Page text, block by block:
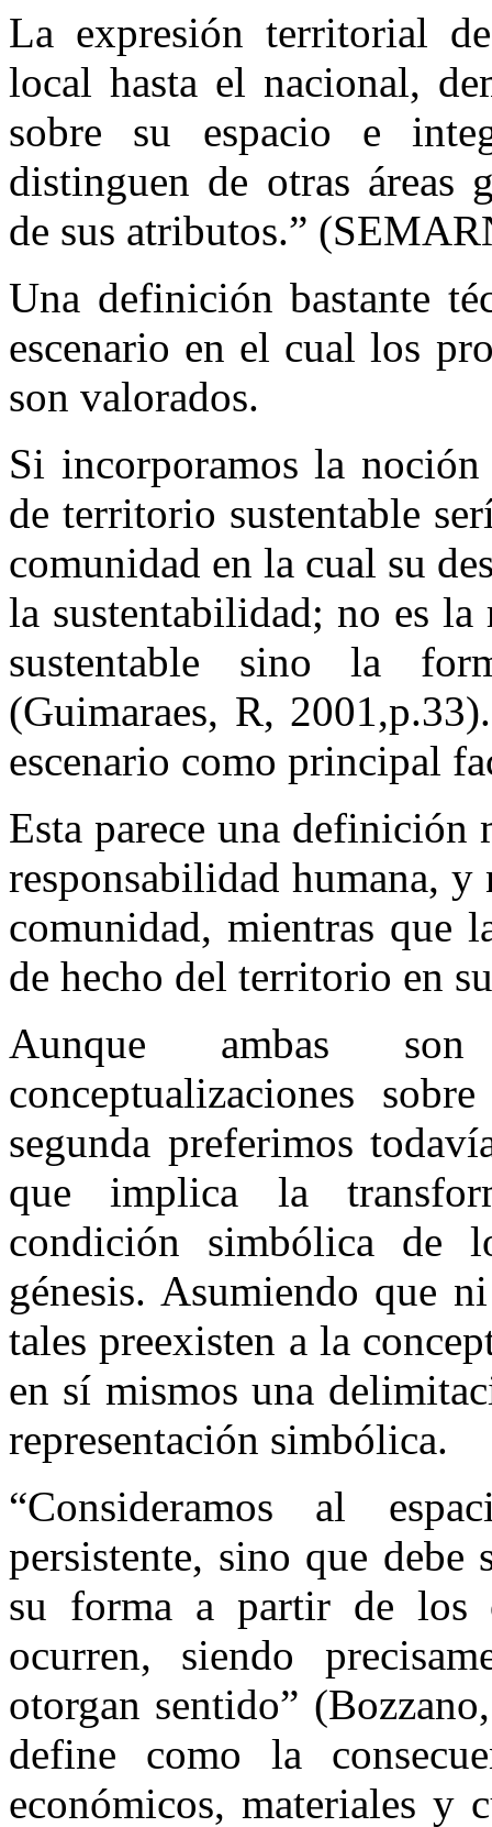
La expresión territorial
local hasta el nacional,
sobre su espacio e
distinguen de otras áreas
de sus atributos.”
Una definición bastante
escenario en el cual los
son valorados.
Si incorporamos la
de territorio sustentable
comunidad en la cual su
la sustentabilidad; no es
sustentable sino la
(Guimaraes, R,
escenario como principal
Esta parece una
responsabilidad humana,
comunidad, mientras que
de hecho del territorio en
Aunque ambas
conceptualizaciones
segunda preferimos
que implica la
condición simbólica de
génesis. Asumiendo que
tales preexisten a la
en sí mismos una
representación simbólica.
“Consideramos al
persistente, sino que
su forma a partir de los
ocurren, siendo
otorgan sentido”
define como la
económicos, materiales y